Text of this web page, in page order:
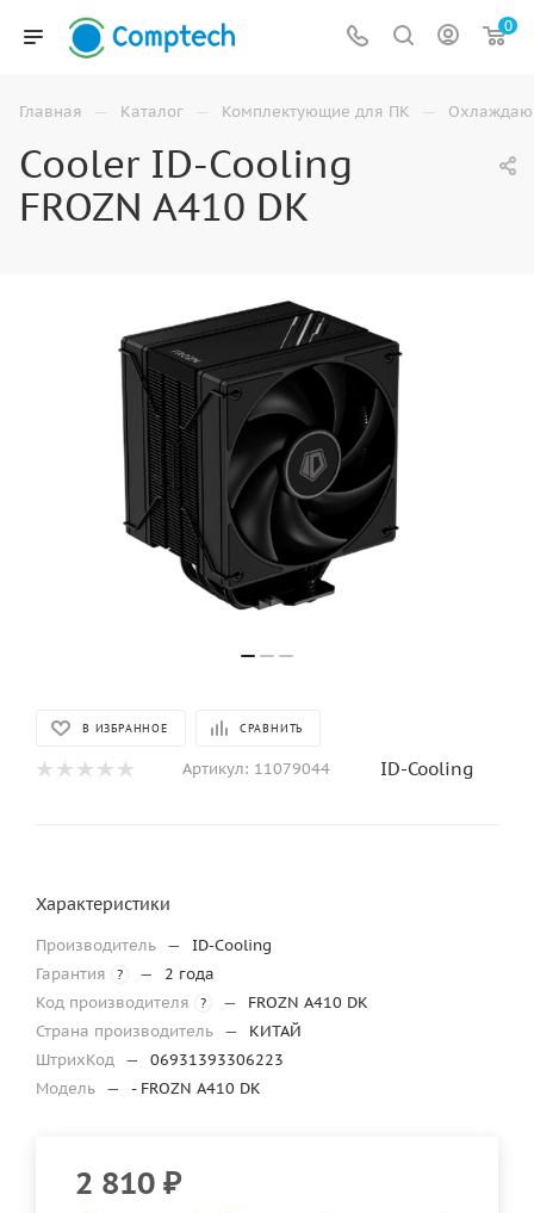
0
Главная — Каталог — Комплектующие для ПК —
Cooler ID-Cooling
FROZN A410 DK
В ИЗБРАННОЕ СРАВНИТЬ
Артикул: 11079044 ID-Cooling
Характеристики
Производитель —
ID-Cooling
Гарантия
? —
2 года
Код производителя
? —
FROZN A410 DK
Страна производитель —
КИТАЙ
ШтрихКод —
06931393306223
Модель — - FROZN A410 DK
2 810 ₽